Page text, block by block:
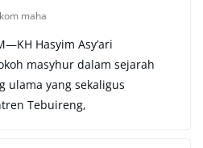
maha
Hasyim Asy’ari
masyhur dalam sejarah
ulama yang sekaligus
Tebuireng,